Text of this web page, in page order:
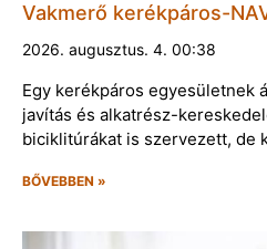
Vakmerő kerékpáros-
2026. augusztus. 4. 00:38
Egy kerékpáros egyesületnek
javítás és alkatrész-
biciklitúrákat is szervezett, de
BŐVEBBEN »